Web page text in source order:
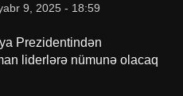
9, 2025 - 18:59
Prezidentindən
liderlərə nümunə olacaq